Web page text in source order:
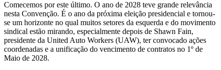
Comecemos por este último. O ano de 2028 teve grande relevância
nesta Convenção. É o ano da próxima eleição presidencial e tornou-
se um horizonte no qual muitos setores da esquerda e do movimento
sindical estão mirando, especialmente depois de Shawn Fain,
presidente da United Auto Workers (UAW), ter convocado ações
coordenadas e a unificação do vencimento de contratos no 1º de
Maio de 2028.